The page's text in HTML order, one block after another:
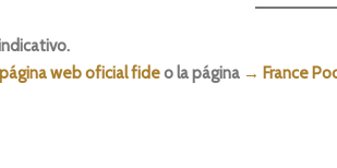
web oficial fideo la página → France